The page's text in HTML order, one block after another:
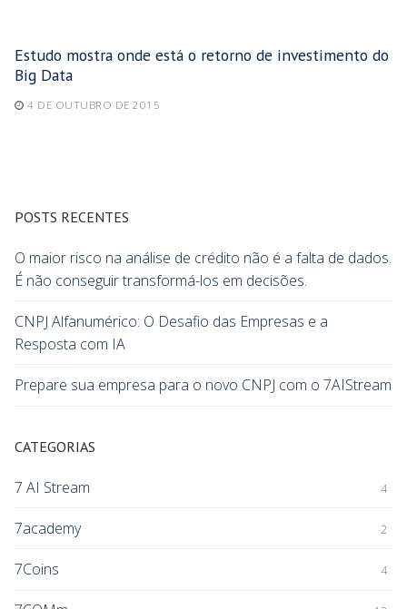
Estudo mostra onde está o retorno de investimento do
Big Data
4 DE OUTUBRO DE 2015
POSTS RECENTES
O maior risco na análise de crédito não é a falta de dados.
É não conseguir transformá-los em decisões.
CNPJ Alfanumérico: O Desafio das Empresas e a
Resposta com IA
Prepare sua empresa para o novo CNPJ com o 7AIStream
CATEGORIAS
7 AI Stream 4
7academy 2
7Coins 4